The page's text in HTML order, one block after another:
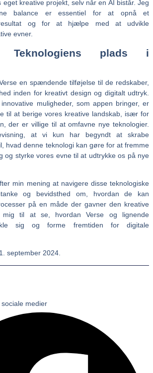
eget kreative projekt, selv når en AI bistår. Jeg
balance er essentiel for at opnå et
og for at hjælpe med at udvikle
evner.
Teknologiens plads i
en spændende tilføjelse til de redskaber,
inden for kreativt design og digitalt udtryk.
muligheder, som appen bringer, er
til at berige vores kreative landskab, især for
der er villige til at omfavne nye teknologier.
at vi kun har begyndt at skrabe
hvad denne teknologi kan gøre for at fremme
og styrke vores evne til at udtrykke os på nye
min mening at navigere disse teknologiske
og bevidsthed om, hvordan de kan
på en måde der gavner den kreative
til at se, hvordan Verse og lignende
sig og forme fremtiden for digitale
september 2024.
medier